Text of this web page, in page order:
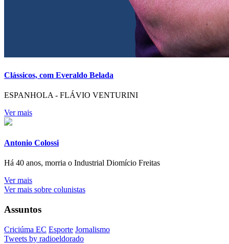
Clássicos, com Everaldo Belada
ESPANHOLA - FLÁVIO VENTURINI
Ver mais
Antonio Colossi
Há 40 anos, morria o Industrial Diomício Freitas
Ver mais
Ver mais sobre colunistas
Assuntos
Criciúma EC Esporte Jornalismo
Tweets by radioeldorado